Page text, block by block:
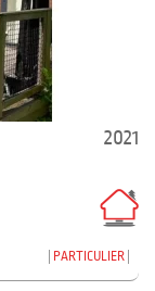
2021
PARTICULIER